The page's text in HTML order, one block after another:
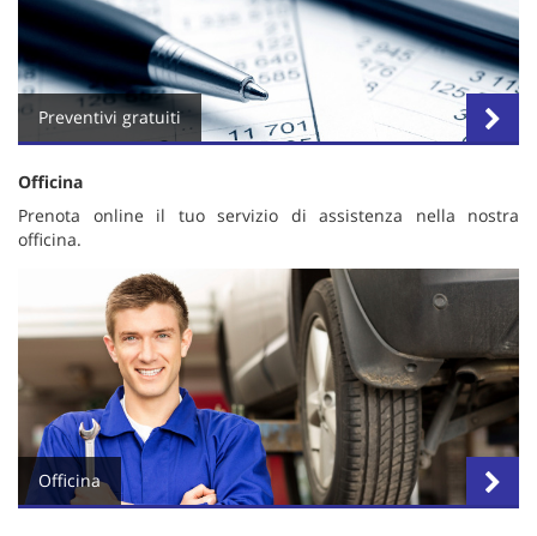
Preventivi gratuiti
Officina
Prenota online il tuo servizio di assistenza nella nostra
officina.
Officina
Salva
le
impostazioni